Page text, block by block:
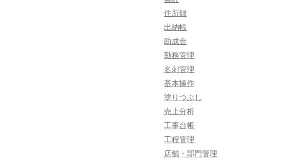
住所録
出納帳
助成金
勤務管理
名刺管理
基本操作
塗りつぶし
売上分析
工事台帳
工程管理
店舗・部門管理